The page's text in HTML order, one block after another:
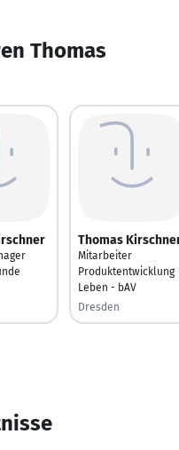
Thomas
Thomas
Mitarbeiter
Produktentwicklung
Leben - bAV
Dresden